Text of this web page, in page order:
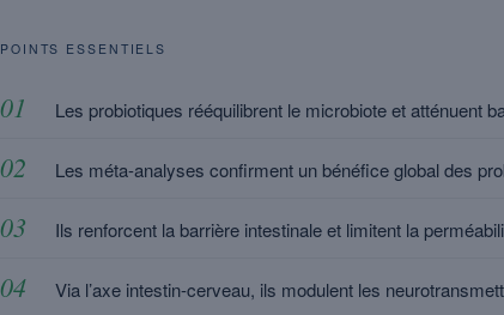
POINTS ESSENTIELS
Les probiotiques rééquilibrent le microbiote et atténuent
Les méta-analyses confirment un bénéfice global des
Ils renforcent la barrière intestinale et limitent la
Via l’axe intestin-cerveau, ils modulent les